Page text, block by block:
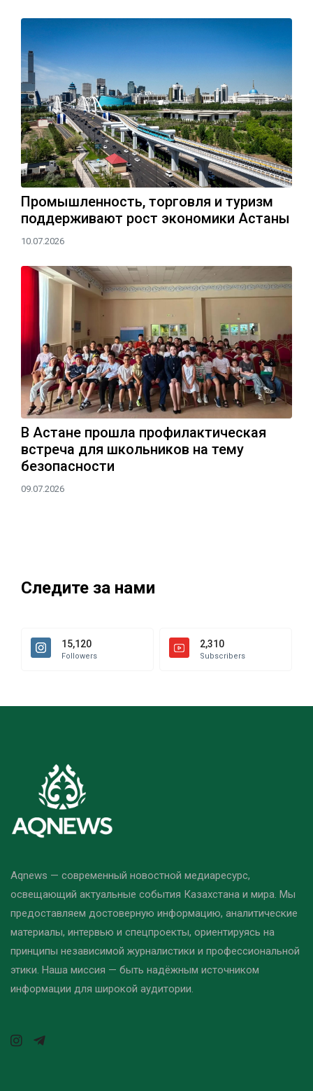
Промышленность, торговля и туризм
поддерживают рост экономики Астаны
10.07.2026
В Астане прошла профилактическая
встреча для школьников на тему
безопасности
09.07.2026
Следите за нами
15,120
Followers
2,310
Subscribers
Aqnews — современный новостной медиаресурс,
освещающий актуальные события Казахстана и мира. Мы
предоставляем достоверную информацию, аналитические
материалы, интервью и спецпроекты, ориентируясь на
принципы независимой журналистики и профессиональной
этики. Наша миссия — быть надёжным источником
информации для широкой аудитории.